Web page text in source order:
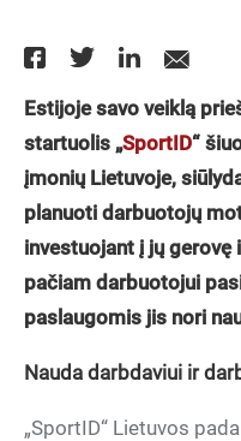
Estijoje savo veiklą
startuolis „SportID“
įmonių Lietuvoje,
planuoti darbuotojų
investuojant į jų
pačiam darbuotojui
paslaugomis jis nori
Nauda darbdaviui ir
„SportID“ Lietuvos